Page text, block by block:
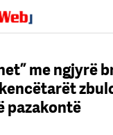
me ngjyrë
pazakontë